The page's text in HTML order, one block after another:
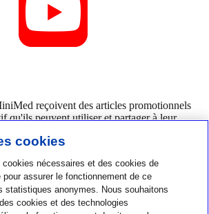
reçoivent des articles promotionnels
qu'ils peuvent utiliser et partager à leur
participation à ce programme. Les
et ne reflètent pas nécessairement celles de
cookies
cookies nécessaires et des cookies de
pour assurer le fonctionnement de ce
statistiques anonymes. Nous souhaitons
cookies et des technologies